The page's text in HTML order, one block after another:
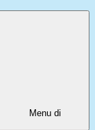
Menu di